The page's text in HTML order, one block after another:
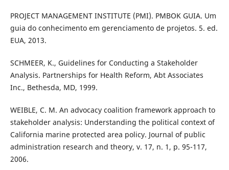
PROJECT MANAGEMENT INSTITUTE (PMI). PMBOK GUIA. Um
guia do conhecimento em gerenciamento de projetos. 5. ed.
EUA, 2013.
SCHMEER, K., Guidelines for Conducting a Stakeholder
Analysis. Partnerships for Health Reform, Abt Associates
Inc., Bethesda, MD, 1999.
WEIBLE, C. M. An advocacy coalition framework approach to
stakeholder analysis: Understanding the political context of
California marine protected area policy. Journal of public
administration research and theory, v. 17, n. 1, p. 95-117,
2006.